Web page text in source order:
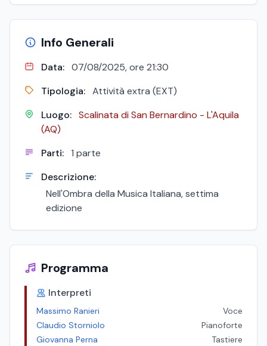
Info Generali
Data: 07/08/2025, ore 21:30
Tipologia: Attività extra (EXT)
Luogo: Scalinata di San Bernardino - L'Aquila
(AQ)
Parti: 1 parte
Descrizione:
Nell'Ombra della Musica Italiana, settima
edizione
Programma
Interpreti
Massimo Ranieri
Voce
Claudio Storniolo
Pianoforte
Giovanna Perna
Tastiere